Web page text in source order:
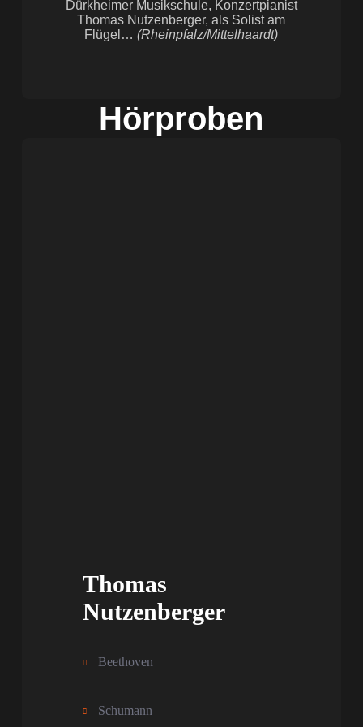
Dürkheimer Musikschule, Konzertpianist
Thomas Nutzenberger, als Solist am
Flügel…(Rheinpfalz/Mittelhaardt)
Hörproben
Thomas
Nutzenberger
Beethoven
Schumann